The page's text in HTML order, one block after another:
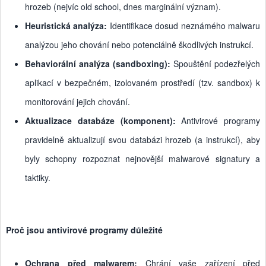
hrozeb (nejvíc old school, dnes marginální význam).
Heuristická analýza: Identifikace dosud neznámého malwaru
analýzou jeho chování nebo potenciálně škodlivých instrukcí.
Behaviorální analýza (sandboxing): Spouštění podezřelých
aplikací v bezpečném, izolovaném prostředí (tzv. sandbox) k
monitorování jejich chování.
Aktualizace databáze (komponent):Antivirové programy
pravidelně aktualizují svou databázi hrozeb (a instrukcí), aby
byly schopny rozpoznat nejnovější malwarové signatury a
taktiky.
Proč jsou antivirové programy důležité
Ochrana před malwarem: Chrání vaše zařízení před